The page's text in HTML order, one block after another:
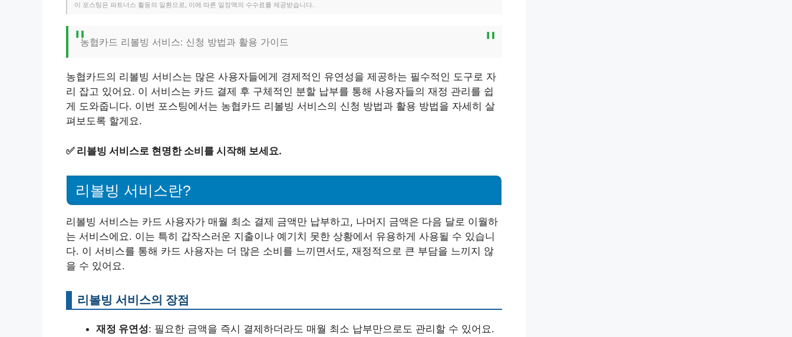
이 포스팅은 파트너스 활동의 일환으로, 이에 따른 일정액의 수수료를 제공받습니다.
농협카드 리볼빙 서비스: 신청 방법과 활용 가이드
농협카드의 리볼빙 서비스는 많은 사용자들에게 경제적인 유연성을 제공하는 필수적인 도구로 자
리 잡고 있어요. 이 서비스는 카드 결제 후 구체적인 분할 납부를 통해 사용자들의 재정 관리를 쉽
게 도와줍니다. 이번 포스팅에서는 농협카드 리볼빙 서비스의 신청 방법과 활용 방법을 자세히 살
펴보도록 할게요.
✅ 리볼빙 서비스로 현명한 소비를 시작해 보세요.
리볼빙 서비스란?
리볼빙 서비스는 카드 사용자가 매월 최소 결제 금액만 납부하고, 나머지 금액은 다음 달로 이월하
는 서비스에요. 이는 특히 갑작스러운 지출이나 예기치 못한 상황에서 유용하게 사용될 수 있습니
다. 이 서비스를 통해 카드 사용자는 더 많은 소비를 느끼면서도, 재정적으로 큰 부담을 느끼지 않
을 수 있어요.
리볼빙 서비스의 장점
재정 유연성: 필요한 금액을 즉시 결제하더라도 매월 최소 납부만으로도 관리할 수 있어요.